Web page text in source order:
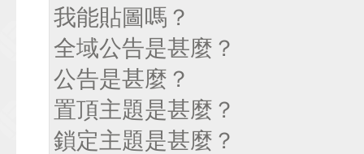
我能貼圖嗎？
全域公告是甚麼？
公告是甚麼？
置頂主題是甚麼？
鎖定主題是甚麼？